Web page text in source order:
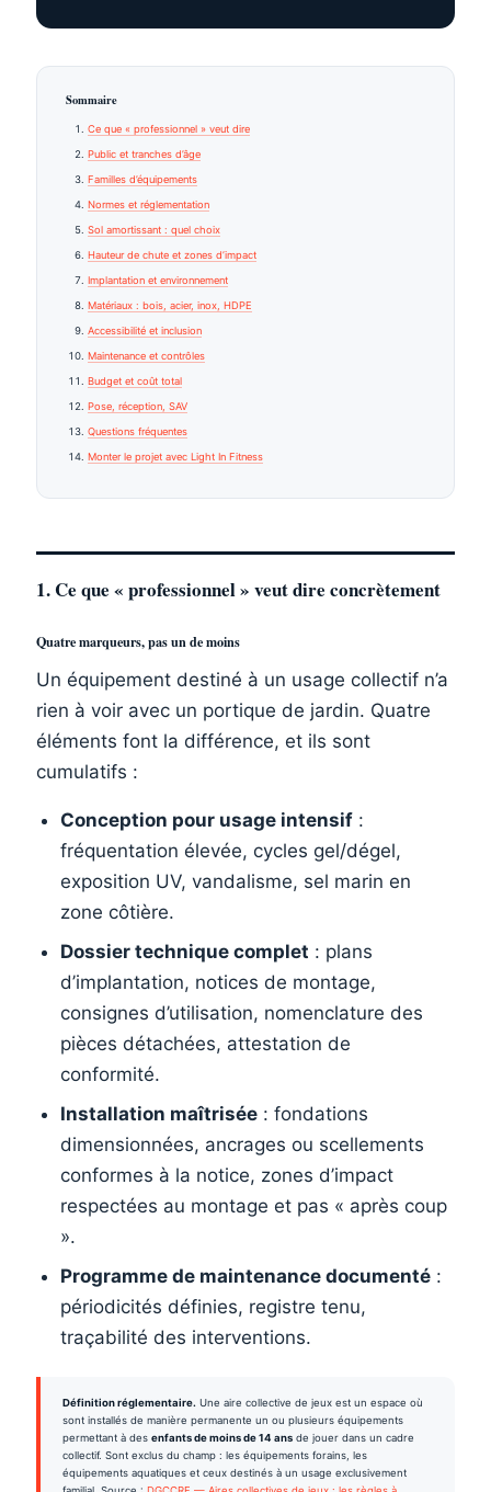
Sommaire
Ce que « professionnel » veut dire
Public et tranches d’âge
Familles d’équipements
Normes et réglementation
Sol amortissant : quel choix
Hauteur de chute et zones d’impact
Implantation et environnement
Matériaux : bois, acier, inox, HDPE
Accessibilité et inclusion
Maintenance et contrôles
Budget et coût total
Pose, réception, SAV
Questions fréquentes
Monter le projet avec Light In Fitness
1. Ce que « professionnel » veut dire concrètement
Quatre marqueurs, pas un de moins
Un équipement destiné à un usage collectif n’a
rien à voir avec un portique de jardin. Quatre
éléments font la différence, et ils sont
cumulatifs :
Conception pour usage intensif :
fréquentation élevée, cycles gel/dégel,
exposition UV, vandalisme, sel marin en
zone côtière.
Dossier technique complet : plans
d’implantation, notices de montage,
consignes d’utilisation, nomenclature des
pièces détachées, attestation de
conformité.
Installation maîtrisée : fondations
dimensionnées, ancrages ou scellements
conformes à la notice, zones d’impact
respectées au montage et pas « après coup
».
Programme de maintenance documenté :
périodicités définies, registre tenu,
traçabilité des interventions.
Définition réglementaire. Une aire collective de jeux est un espace où
sont installés de manière permanente un ou plusieurs équipements
permettant à des enfants de moins de 14 ans de jouer dans un cadre
collectif. Sont exclus du champ : les équipements forains, les
équipements aquatiques et ceux destinés à un usage exclusivement